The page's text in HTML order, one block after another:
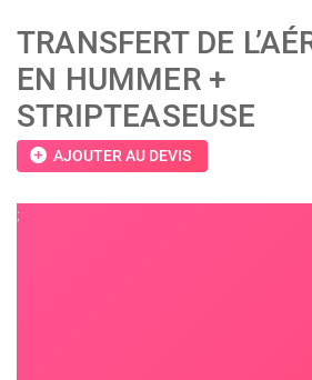
TRANSFERT DE
EN HUMMER +
STRIPTEASEUSE
add_circle AJOUTER AU DEVIS
;